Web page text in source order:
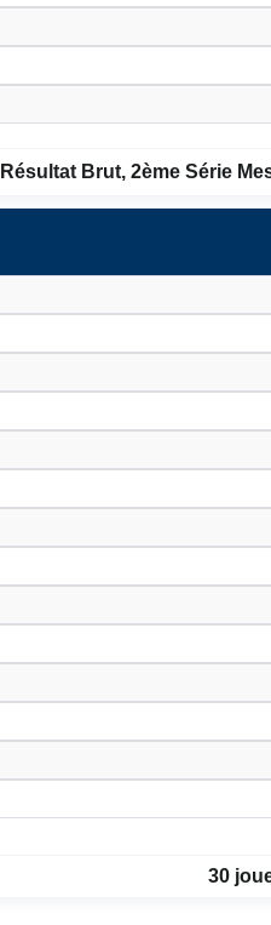
Résultat Brut, 2ème Série
30